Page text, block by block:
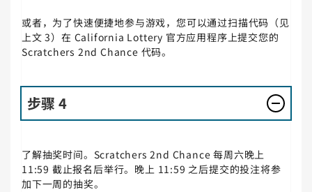
或者，为了快速便捷地参与游戏，您可以通过扫描代码（见
上文 3）在 California Lottery 官方应用程序上提交您的
Scratchers 2nd Chance 代码。
步骤 4
了解抽奖时间。Scratchers 2nd Chance 每周六晚上
11:59 截止报名后举行。晚上 11:59 之后提交的投注将参
加下一周的抽奖。